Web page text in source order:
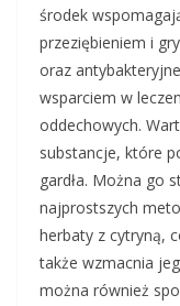
środek
przeziębieniem i
oraz
wsparciem w
oddechowych.
substancje, które
gardła. Można go
najprostszych
herbaty z cytryną,
także wzmacnia
można również